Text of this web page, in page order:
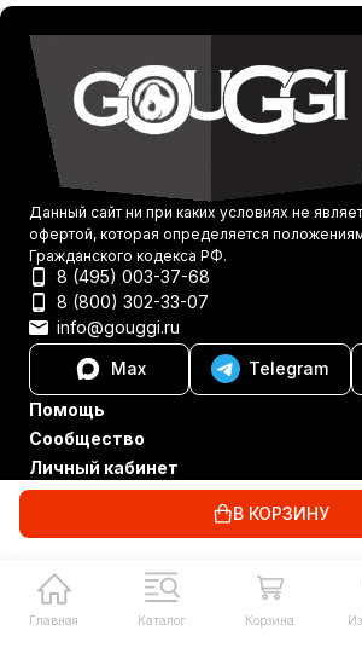
В КОРЗИНУ
Главная Каталог Корзина
Данный сайт ни при каких условиях не
офертой, которая определяется
Гражданского кодекса РФ.
8 (495) 003-37-68
8 (800) 302-33-07
info@gouggi.ru
Max
Telegram
Помощь
Сообщество
Личный кабинет
Политика персональных данных